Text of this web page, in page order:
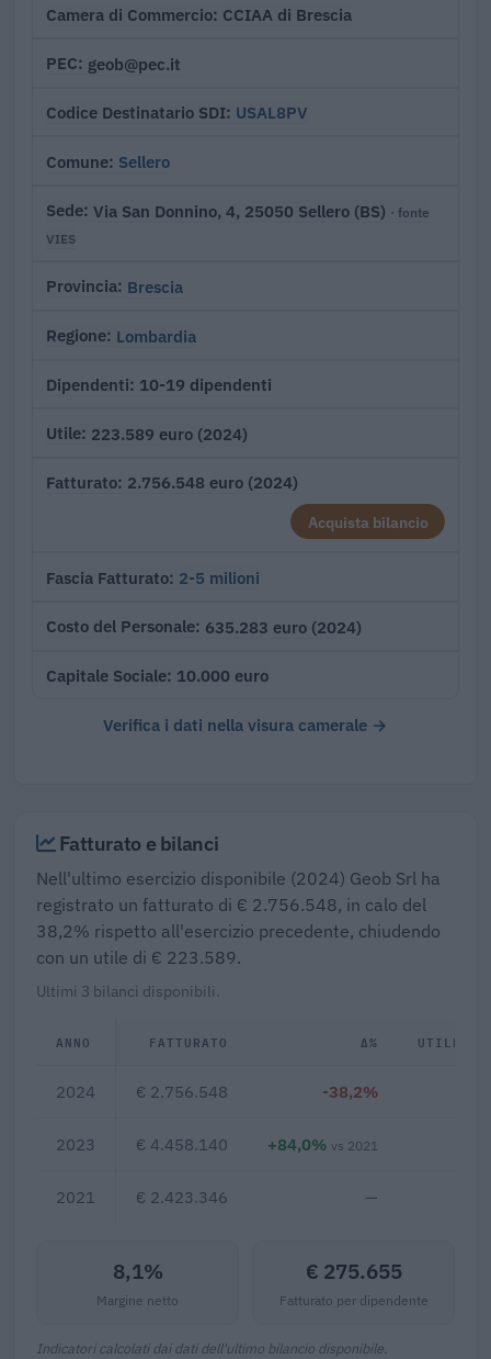
Camera di Commercio CCIAA di Brescia
PEC geob@pec.it
Codice Destinatario SDI USAL8PV
Comune Sellero
Sede Via San Donnino, 4, 25050 Sellero (BS) · fonte
VIES
Provincia Brescia
Regione Lombardia
Dipendenti 10-19 dipendenti
Utile 223.589 euro (2024)
Fatturato 2.756.548 euro (2024)
Acquista bilancio
Fascia Fatturato 2-5 milioni
Costo del Personale 635.283 euro (2024)
Capitale Sociale 10.000 euro
Verifica i dati nella visura camerale →
Fatturato e bilanci
Nell'ultimo esercizio disponibile (2024) Geob Srl ha
registrato un fatturato di € 2.756.548, in calo del
38,2% rispetto all'esercizio precedente, chiudendo
con un utile di € 223.589.
Ultimi 3 bilanci disponibili.
ANNO FATTURATO Δ% UTILE/
2024 € 2.756.548 -38,2%
2023 € 4.458.140 +84,0% vs 2021
2021 € 2.423.346 —
8,1%
Margine netto
€ 275.655
Fatturato per dipendente
Indicatori calcolati dai dati dell'ultimo bilancio disponibile.